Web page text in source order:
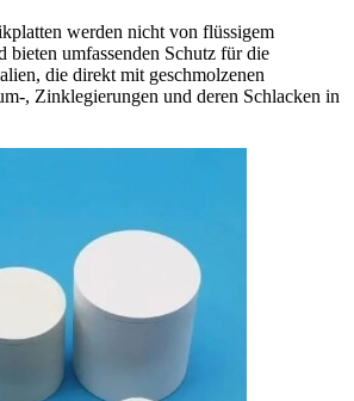
werden nicht von flüssigem
bieten umfassenden Schutz für die
die direkt mit geschmolzenen
, Zinklegierungen und deren Schlacken in